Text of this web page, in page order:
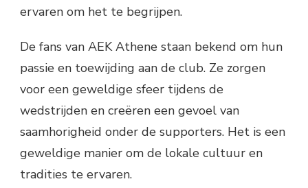
ervaren om het te begrijpen.
De fans van AEK Athene staan bekend om hun
passie en toewijding aan de club. Ze zorgen
voor een geweldige sfeer tijdens de
wedstrijden en creëren een gevoel van
saamhorigheid onder de supporters. Het is een
geweldige manier om de lokale cultuur en
tradities te ervaren.